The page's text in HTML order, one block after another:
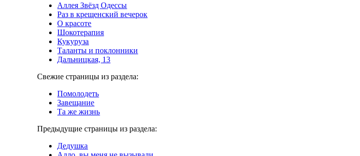
Аллея Звёзд Одессы
Раз в крещенский вечерок
О красоте
Шокотерапия
Кукуруза
Таланты и поклонники
Дальницкая, 13
Свежие страницы из раздела:
Помолодеть
Завещание
Та же жизнь
Предыдущие страницы из раздела:
Дедушка